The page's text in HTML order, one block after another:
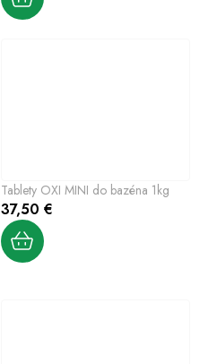
Tablety OXI MINI do bazéna 1kg
37,50 €